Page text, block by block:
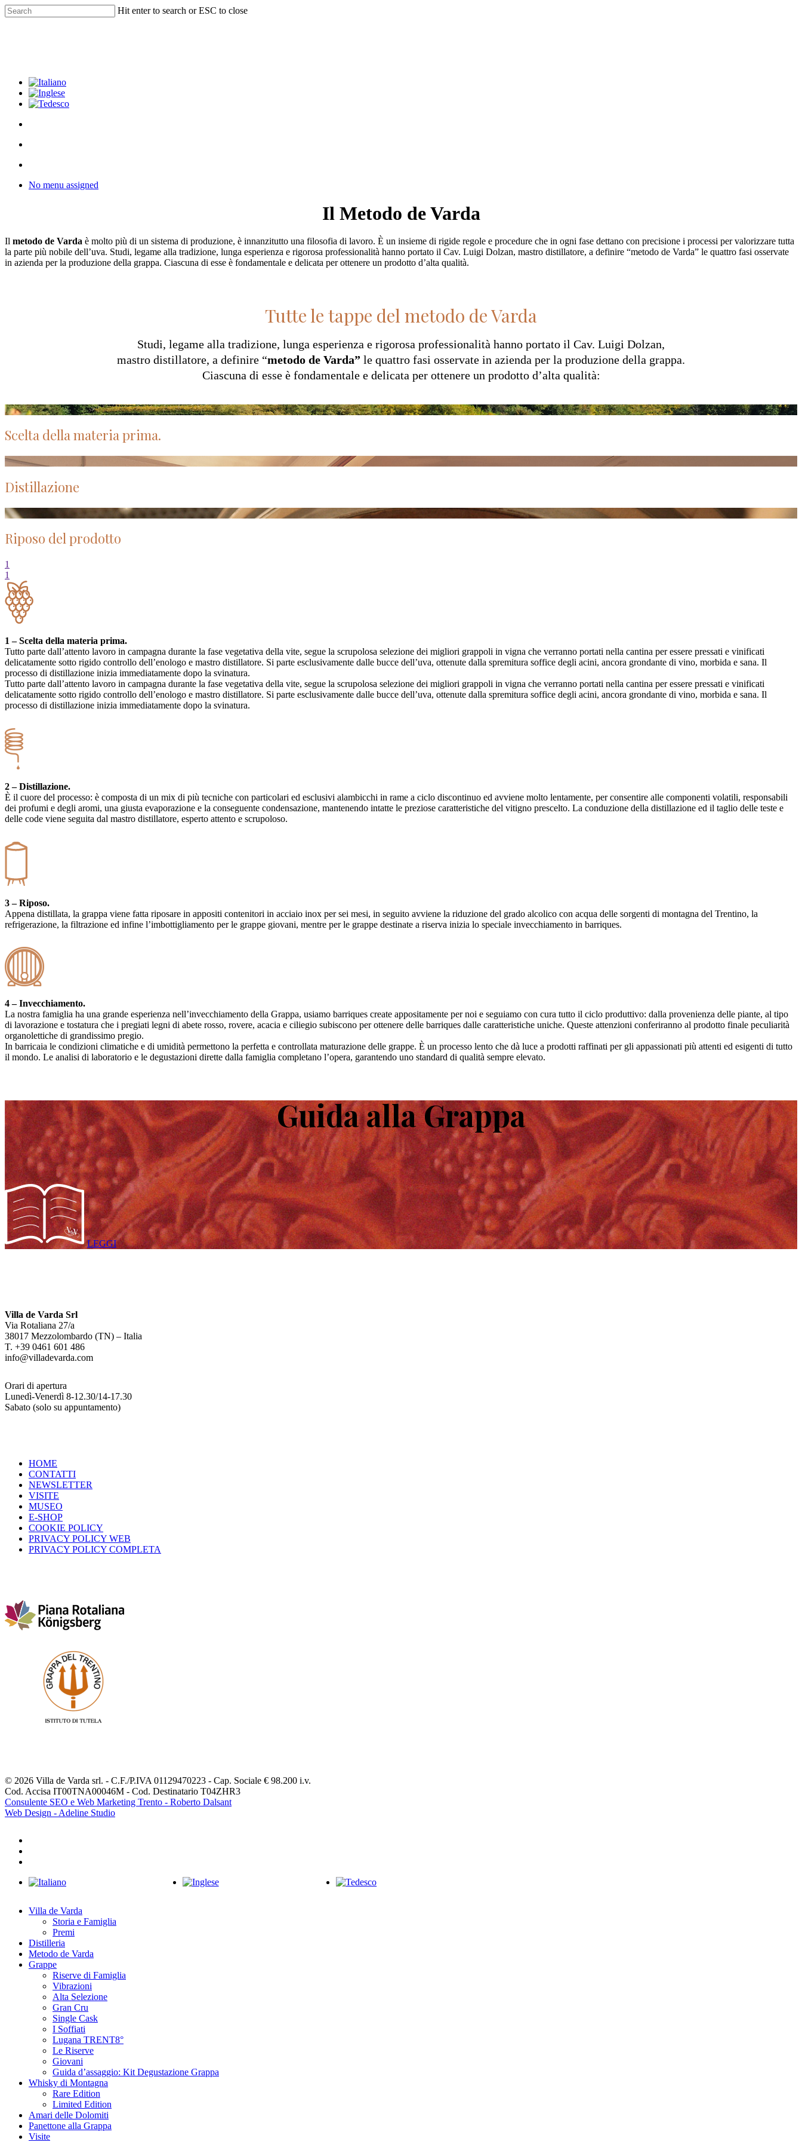
Skip
to
Hit enter to search or ESC to close
Menu
search
Menu No menu assigned
Il Metodo de Varda
Il metodo de Varda è molto più di un sistema di produzione, è innanzitutto una filosofia di lavoro. È un insieme di rigide regole e procedure che in ogni fase dettano con precisione i processi per valorizzare tutta
la parte più nobile dell’uva. Studi, legame alla tradizione, lunga esperienza e rigorosa professionalità hanno portato il Cav. Luigi Dolzan, mastro distillatore, a definire “metodo de Varda” le quattro fasi osservate
in azienda per la produzione della grappa. Ciascuna di esse è fondamentale e delicata per ottenere un prodotto d’alta qualità.
Tutte le tappe del metodo de Varda
Studi, legame alla tradizione, lunga esperienza e rigorosa professionalità hanno portato il Cav. Luigi Dolzan,
mastro distillatore, a definire “metodo de Varda” le quattro fasi osservate in azienda per la produzione della grappa.
Ciascuna di esse è fondamentale e delicata per ottenere un prodotto d’alta qualità:
Scelta della materia prima.
Distillazione
Riposo del prodotto
1
1
1 – Scelta della materia prima.
Tutto parte dall’attento lavoro in campagna durante la fase vegetativa della vite, segue la scrupolosa selezione dei migliori grappoli in vigna che verranno portati nella cantina per essere pressati e vinificati
delicatamente sotto rigido controllo dell’enologo e mastro distillatore. Si parte esclusivamente dalle bucce dell’uva, ottenute dalla spremitura soffice degli acini, ancora grondante di vino, morbida e sana. Il
processo di distillazione inizia immediatamente dopo la svinatura.
Tutto parte dall’attento lavoro in campagna durante la fase vegetativa della vite, segue la scrupolosa selezione dei migliori grappoli in vigna che verranno portati nella cantina per essere pressati e vinificati
delicatamente sotto rigido controllo dell’enologo e mastro distillatore. Si parte esclusivamente dalle bucce dell’uva, ottenute dalla spremitura soffice degli acini, ancora grondante di vino, morbida e sana. Il
processo di distillazione inizia immediatamente dopo la svinatura.
2 – Distillazione.
È il cuore del processo: è composta di un mix di più tecniche con particolari ed esclusivi alambicchi in rame a ciclo discontinuo ed avviene molto lentamente, per consentire alle componenti volatili, responsabili
dei profumi e degli aromi, una giusta evaporazione e la conseguente condensazione, mantenendo intatte le preziose caratteristiche del vitigno prescelto. La conduzione della distillazione ed il taglio delle teste e
delle code viene seguita dal mastro distillatore, esperto attento e scrupoloso.
3 – Riposo.
Appena distillata, la grappa viene fatta riposare in appositi contenitori in acciaio inox per sei mesi, in seguito avviene la riduzione del grado alcolico con acqua delle sorgenti di montagna del Trentino, la
refrigerazione, la filtrazione ed infine l’imbottigliamento per le grappe giovani, mentre per le grappe destinate a riserva inizia lo speciale invecchiamento in barriques.
4 – Invecchiamento.
La nostra famiglia ha una grande esperienza nell’invecchiamento della Grappa, usiamo barriques create appositamente per noi e seguiamo con cura tutto il ciclo produttivo: dalla provenienza delle piante, al tipo
di lavorazione e tostatura che i pregiati legni di abete rosso, rovere, acacia e ciliegio subiscono per ottenere delle barriques dalle caratteristiche uniche. Queste attenzioni conferiranno al prodotto finale peculiarità
organolettiche di grandissimo pregio.
In barricaia le condizioni climatiche e di umidità permettono la perfetta e controllata maturazione delle grappe. È un processo lento che dà luce a prodotti raffinati per gli appassionati più attenti ed esigenti di tutto
il mondo. Le analisi di laboratorio e le degustazioni dirette dalla famiglia completano l’opera, garantendo uno standard di qualità sempre elevato.
Guida alla Grappa
LEGGI
Villa de Varda Srl
Via Rotaliana 27/a
38017 Mezzolombardo (TN) – Italia
T. +39 0461 601 486
info@villadevarda.com
Orari di apertura
Lunedì-Venerdì 8-12.30/14-17.30
Sabato (solo su appuntamento)
HOME
CONTATTI
NEWSLETTER
VISITE
MUSEO
E-SHOP
COOKIE POLICY
PRIVACY POLICY WEB
PRIVACY POLICY COMPLETA
© 2026 Villa de Varda srl. - C.F./P.IVA 01129470223 - Cap. Sociale € 98.200 i.v.
Cod. Accisa IT00TNA00046M - Cod. Destinatario T04ZHR3
Consulente SEO e Web Marketing Trento - Roberto Dalsant
Web Design - Adeline Studio
Close
Villa de Varda
Storia e Famiglia
Premi
Distilleria
Metodo de Varda
Grappe
Riserve di Famiglia
Vibrazioni
Alta Selezione
Gran Cru
Single Cask
I Soffiati
Lugana TRENT8°
Le Riserve
Giovani
Guida d’assaggio: Kit Degustazione Grappa
Whisky di Montagna
Rare Edition
Limited Edition
Amari delle Dolomiti
Panettone alla Grappa
Visite